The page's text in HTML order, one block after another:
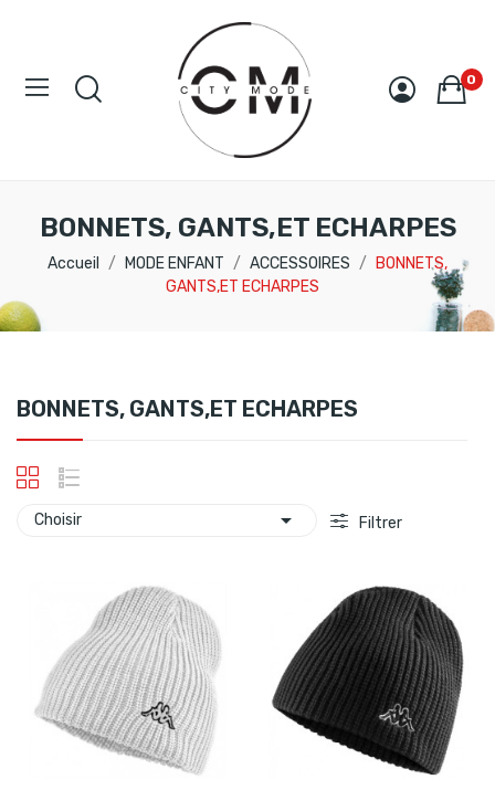
0
BONNETS, GANTS,ET ECHARPES
Accueil MODE ENFANT ACCESSOIRES
BONNETS,
GANTS,ET ECHARPES
BONNETS, GANTS,ET ECHARPES
Choisir  Filtrer